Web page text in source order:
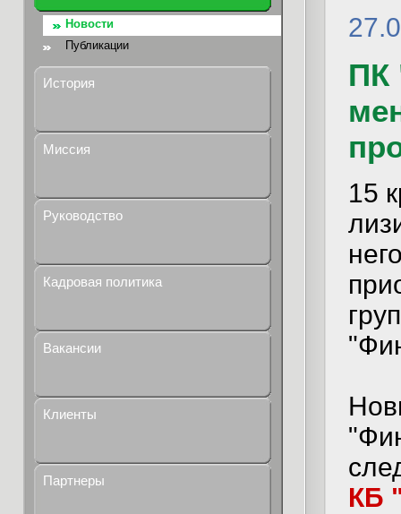
Новости
Публикации
История
Миссия
Руководство
Кадровая политика
Вакансии
Клиенты
Партнеры
ПК
15
КБ